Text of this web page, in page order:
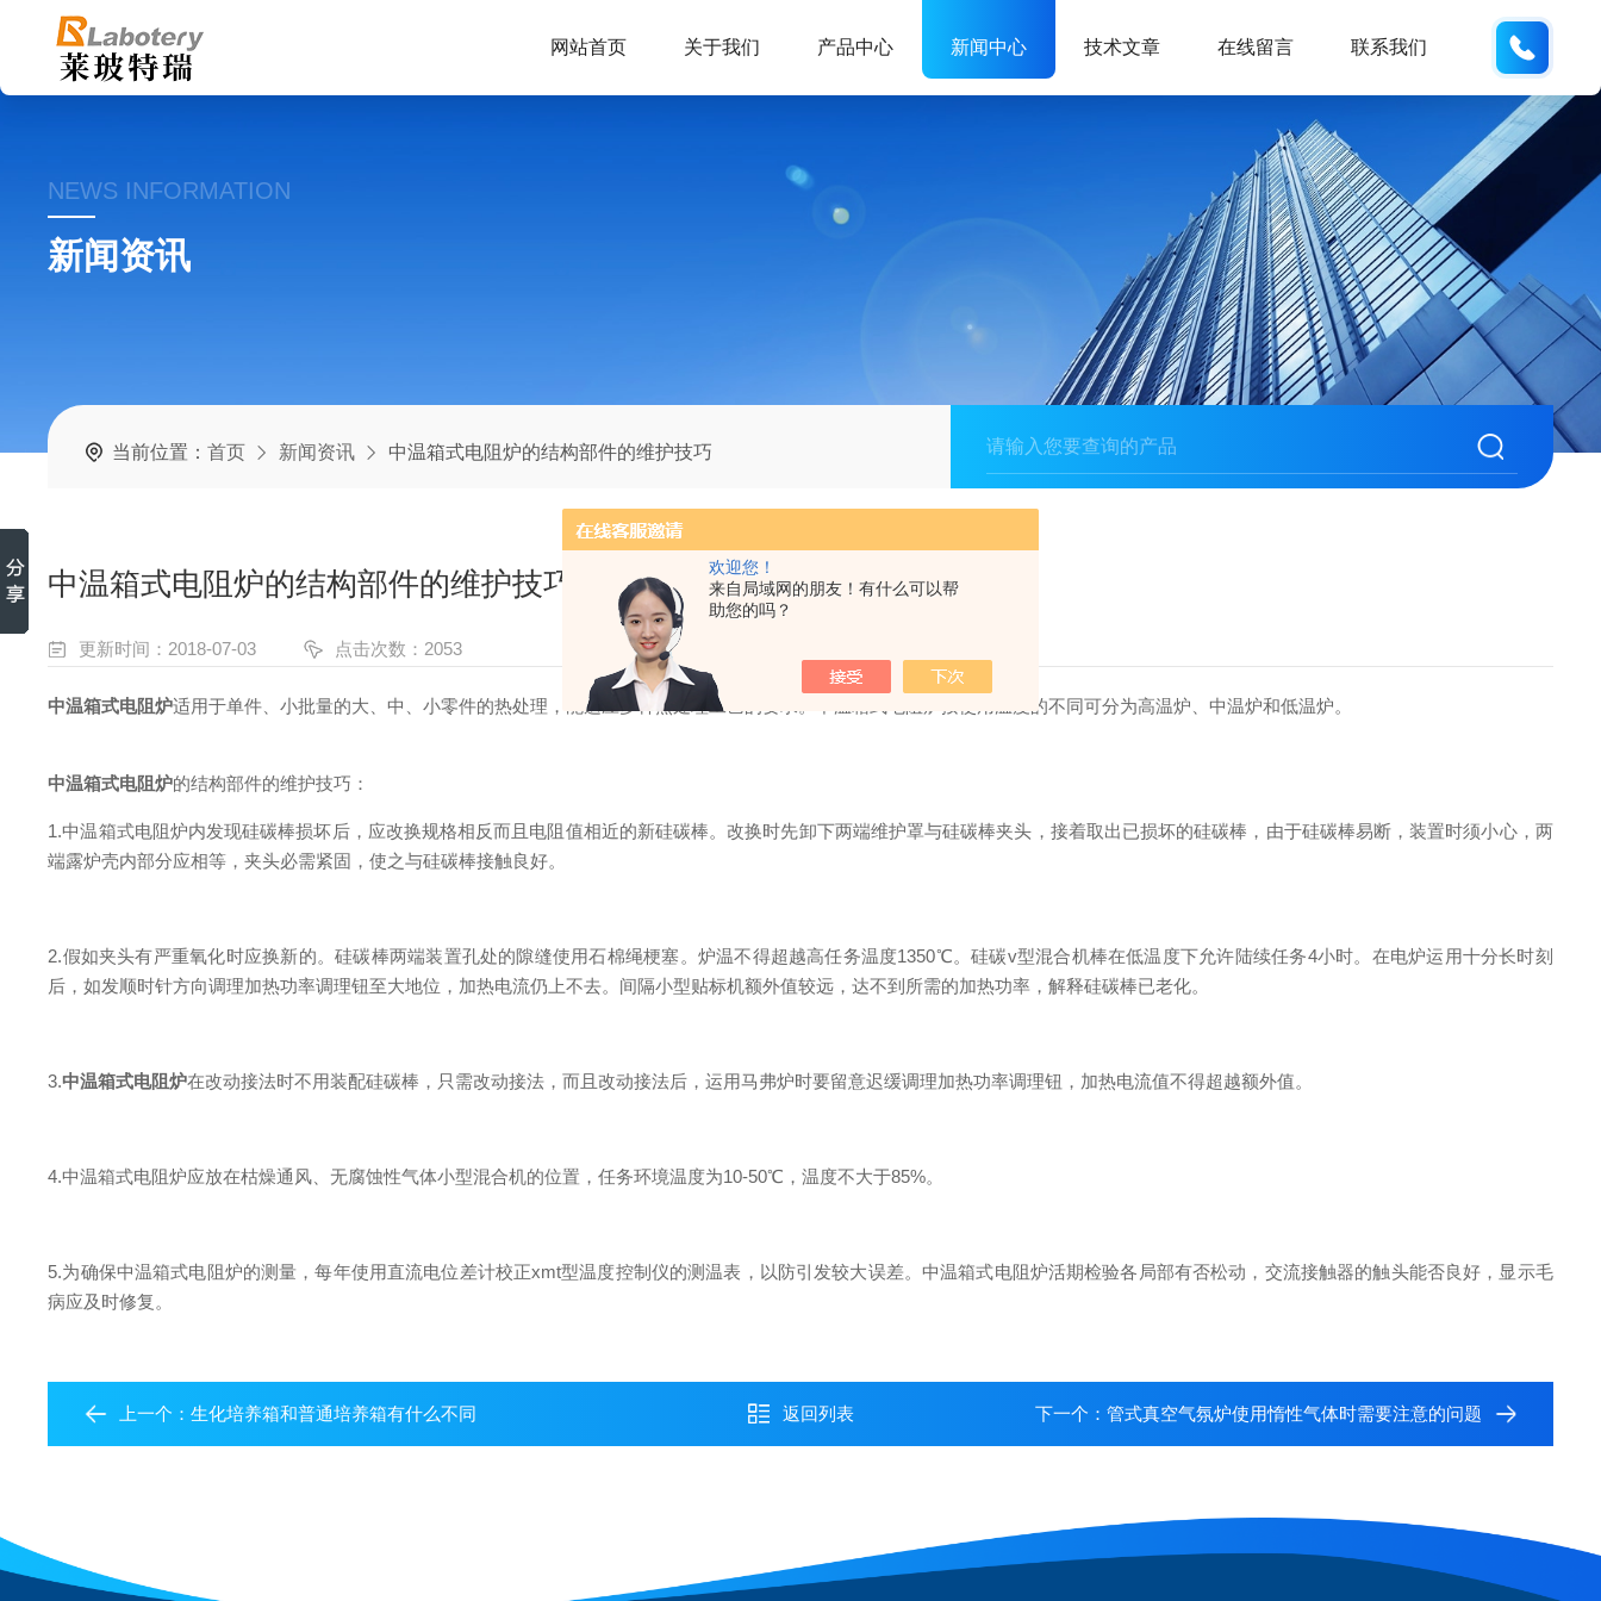
欢迎您！
来自局域网的朋友！有什么可以帮
助您的吗？
网站首页 关于我们 产品中心 新闻中心 技术文章 在线留言 联系我们
NEWS INFORMATION
新闻资讯
当前位置：首页 新闻资讯 中温箱式电阻炉的结构部件的维护技巧
中温箱式电阻炉的结构部件的维护技巧
更新时间：2018-07-03 点击次数：2053
中温箱式电阻炉适用于单件、小批量的大、中、小零件的热处理，能适应多种热处理工艺的要求。中温箱式电阻炉按使用温度的不同可分为高温炉、中温炉和低温炉。
中温箱式电阻炉的结构部件的维护技巧：
1.中温箱式电阻炉内发现硅碳棒损坏后，应改换规格相反而且电阻值相近的新硅碳棒。改换时先卸下两端维护罩与硅碳棒夹头，接着取出已损坏的硅碳棒，由于硅碳棒易断，装置时须小心，两
端露炉壳内部分应相等，夹头必需紧固，使之与硅碳棒接触良好。
2.假如夹头有严重氧化时应换新的。硅碳棒两端装置孔处的隙缝使用石棉绳梗塞。炉温不得超越高任务温度1350℃。硅碳v型混合机棒在低温度下允许陆续任务4小时。在电炉运用十分长时刻
后，如发顺时针方向调理加热功率调理钮至大地位，加热电流仍上不去。间隔小型贴标机额外值较远，达不到所需的加热功率，解释硅碳棒已老化。
3.中温箱式电阻炉在改动接法时不用装配硅碳棒，只需改动接法，而且改动接法后，运用马弗炉时要留意迟缓调理加热功率调理钮，加热电流值不得超越额外值。
4.中温箱式电阻炉应放在枯燥通风、无腐蚀性气体小型混合机的位置，任务环境温度为10-50℃，温度不大于85%。
5.为确保中温箱式电阻炉的测量，每年使用直流电位差计校正xmt型温度控制仪的测温表，以防引发较大误差。中温箱式电阻炉活期检验各局部有否松动，交流接触器的触头能否良好，显示毛
病应及时修复。
上一个：生化培养箱和普通培养箱有什么不同 返回列表 下一个： 管式真空气氛炉使用惰性气体时需要注意的问题